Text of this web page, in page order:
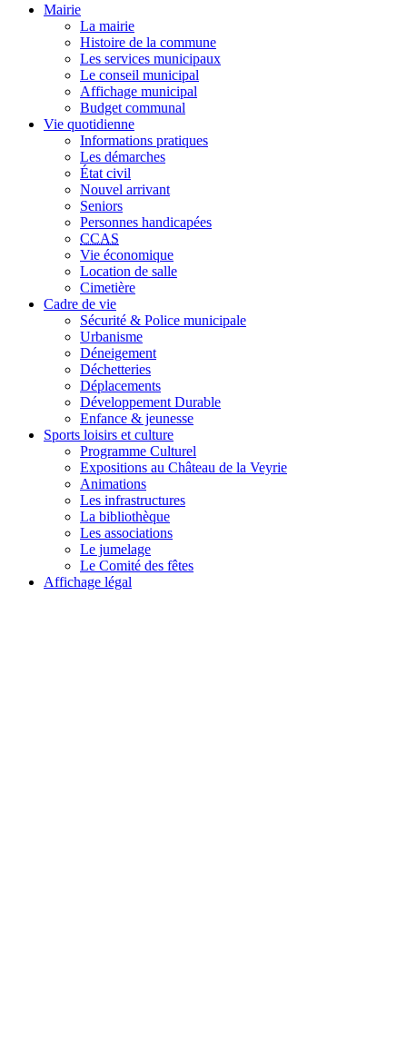
Mairie
La mairie
Histoire de la commune
Les services municipaux
Le conseil municipal
Affichage municipal
Budget communal
Vie quotidienne
Informations pratiques
Les démarches
État civil
Nouvel arrivant
Seniors
Personnes handicapées
CCAS
Vie économique
Location de salle
Cimetière
Cadre de vie
Sécurité & Police municipale
Urbanisme
Déneigement
Déchetteries
Déplacements
Développement Durable
Enfance & jeunesse
Sports loisirs et culture
Programme Culturel
Expositions au Château de la Veyrie
Animations
Les infrastructures
La bibliothèque
Les associations
Le jumelage
Le Comité des fêtes
Affichage légal